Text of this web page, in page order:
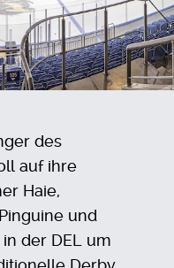
des
auf ihre
Haie,
und
der DEL um